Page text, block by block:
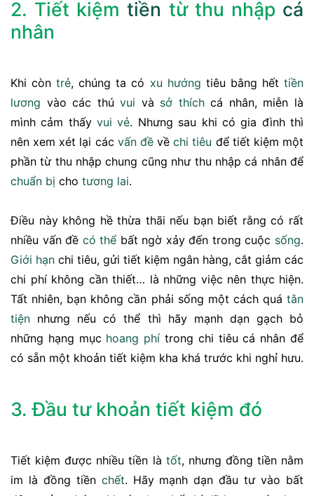
2. Tiết kiệmtiền từ thu nhập cá
nhân
Khi còntrẻ, chúng ta có xu hướng tiêu bằng hếttiền
lương vào các thúvui và sở thíchcá nhân, miễn là
mình cảm thấyvui vẻ. Nhưng sau khi có gia đình thì
nên xem xét lại các vấn đềvềchi tiêu để tiết kiệm một
phần từ thu nhập chung cũng như thu nhập cá nhân để
chuẩn bị cho tương lai.
Điều này không hề thừa thãi nếu bạn biết rằng có rất
nhiều vấn đề có thể bất ngờ xảy đến trong cuộc sống.
Giới hạn chi tiêu, gửi tiết kiệm ngân hàng, cắt giảm các
chi phí không cần thiết… là những việc nên thực hiện.
Tất nhiên, bạn không cần phải sống một cách quá tằn
tiện nhưng nếu có thể thì hãy mạnh dạn gạch bỏ
những hạng mục hoang phí trong chi tiêu cá nhân để
có sẵn một khoản tiết kiệm kha khá trước khi nghỉ hưu.
3. Đầu tư khoản tiết kiệm đó
Tiết kiệm được nhiều tiền là tốt, nhưng đồng tiền nằm
im là đồng tiền chết. Hãy mạnh dạn đầu tư vào bất